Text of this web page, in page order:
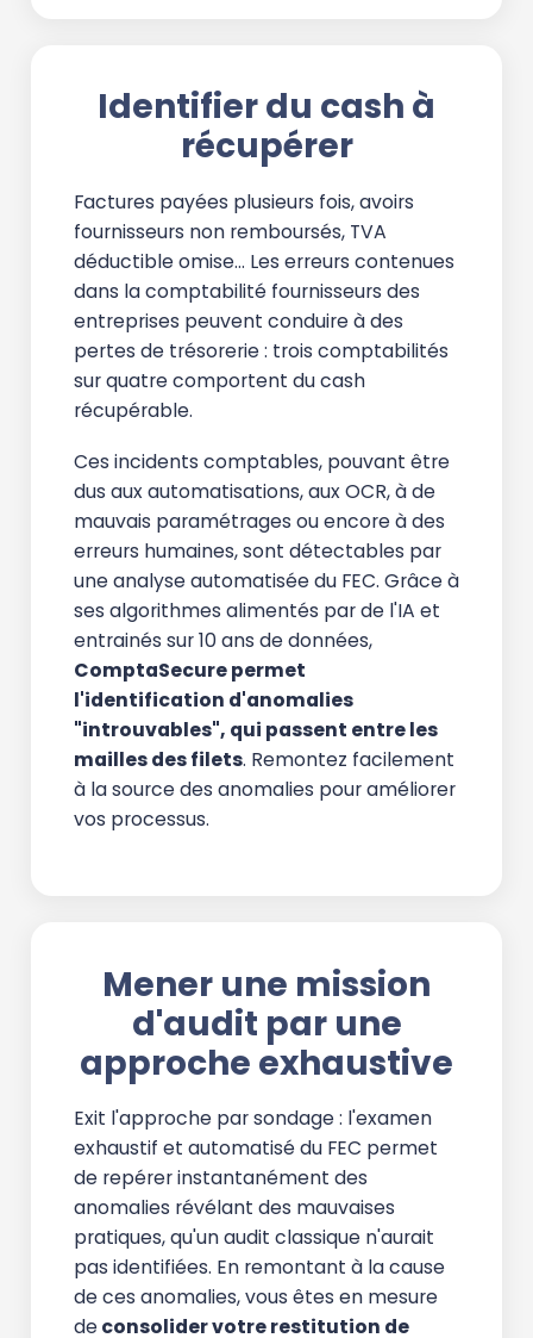
Identifier du cash à
récupérer
Factures payées plusieurs fois, avoirs
fournisseurs non remboursés, TVA
déductible omise… Les erreurs contenues
dans la comptabilité fournisseurs des
entreprises peuvent conduire à des
pertes de trésorerie : trois comptabilités
sur quatre comportent du cash
récupérable.
Ces incidents comptables, pouvant être
dus aux automatisations, aux OCR, à de
mauvais paramétrages ou encore à des
erreurs humaines, sont détectables par
une analyse automatisée du FEC. Grâce à
ses algorithmes alimentés par de l'IA et
entrainés sur 10 ans de données,
ComptaSecure permet
l'identification d'anomalies
"introuvables", qui passent entre les
mailles des filets. Remontez facilement
à la source des anomalies pour améliorer
vos processus.
Mener une mission
d'audit par une
approche exhaustive
Exit l'approche par sondage : l'examen
exhaustif et automatisé du FEC permet
de repérer instantanément des
anomalies révélant des mauvaises
pratiques, qu'un audit classique n'aurait
pas identifiées. En remontant à la cause
de ces anomalies, vous êtes en mesure
deconsolider votre restitution de